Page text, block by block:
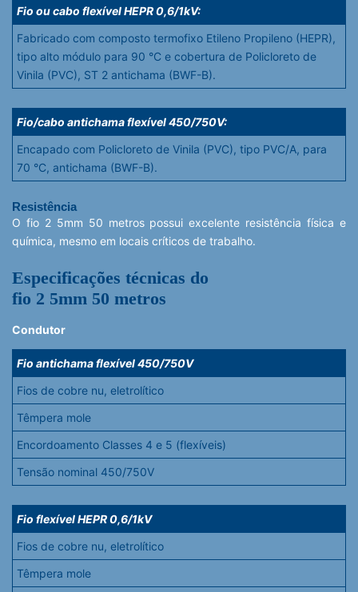
Fio ou cabo flexível HEPR 0,6/1kV:
Fabricado com composto termofixo Etileno Propileno (HEPR),
tipo alto módulo para 90 °C e cobertura de Policloreto de
Vinila (PVC), ST 2 antichama (BWF-B).
Fio/cabo antichama flexível 450/750V:
Encapado com Policloreto de Vinila (PVC), tipo PVC/A, para
70 °C, antichama (BWF-B).
Resistência
O fio 2 5mm 50 metros possui excelente resistência física e
química, mesmo em locais críticos de trabalho.
Especificações técnicas do
fio 2 5mm 50 metros
Condutor
Fio antichama flexível 450/750V
Fios de cobre nu, eletrolítico
Têmpera mole
Encordoamento Classes 4 e 5 (flexíveis)
Tensão nominal 450/750V
Fio flexível HEPR 0,6/1kV
Fios de cobre nu, eletrolítico
Têmpera mole